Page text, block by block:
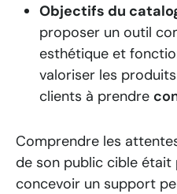
Objectifs du
proposer un outil
esthétique et
valoriser les
clients à prendre
Comprendre les
de son public cible
concevoir un support